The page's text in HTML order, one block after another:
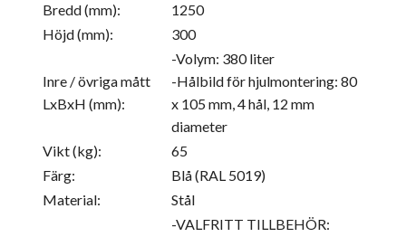
Bredd (mm):
1250
Höjd (mm):
300
Inre / övriga mått
LxBxH (mm):
-Volym: 380 liter
-Hålbild för hjulmontering: 80
x 105 mm, 4 hål, 12 mm
diameter
Vikt (kg):
65
Färg:
Blå (RAL 5019)
Material:
Stål
-VALFRITT TILLBEHÖR: